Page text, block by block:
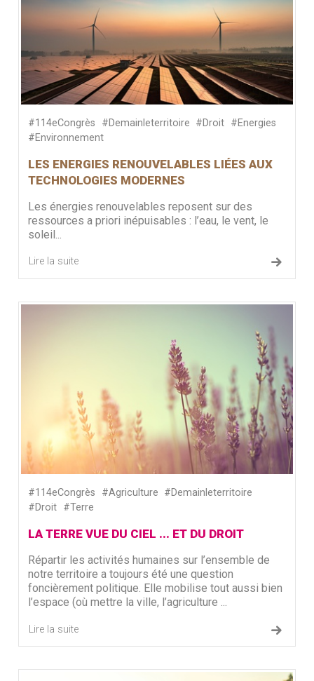
#114eCongrès #Demainleterritoire #Droit #Energies
#Environnement
LES ENERGIES RENOUVELABLES LIÉES AUX
TECHNOLOGIES MODERNES
Les énergies renouvelables reposent sur des
ressources a priori inépuisables : l’eau, le vent, le
soleil...
Lire la suite
#114eCongrès #Agriculture #Demainleterritoire
#Droit
#Terre
LA TERRE VUE DU CIEL ... ET DU DROIT
Répartir les activités humaines sur l’ensemble de
notre territoire a toujours été une question
foncièrement politique. Elle mobilise tout aussi bien
l’espace (où mettre la ville, l’agriculture ...
Lire la suite